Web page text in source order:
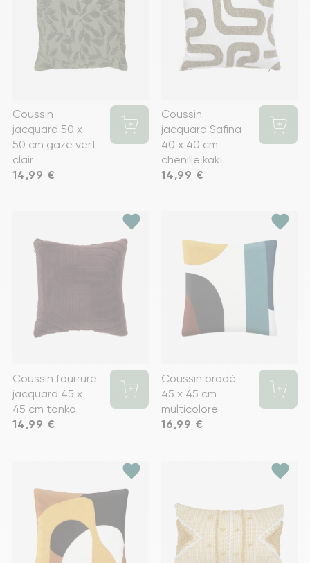
Coussin
jacquard 50 x
50 cm gaze vert
clair
Prix
14,99 €
Coussin
jacquard Safina
40 x 40 cm
chenille kaki
Prix
14,99 €
favorite
Coussin fourrure
jacquard 45 x
45 cm tonka
Prix
14,99 €
favorite
Coussin brodé
45 x 45 cm
multicolore
Prix
16,99 €
favorite favorite